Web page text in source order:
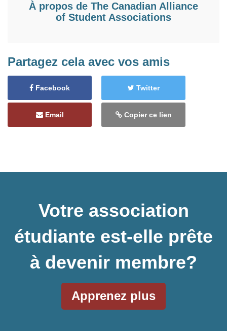
À propos de The Canadian Alliance
of Student Associations
Partagez cela avec vos amis
Facebook Twitter
Email Copier ce lien
Votre association
étudiante est-elle prête
à devenir membre?
Apprenez plus